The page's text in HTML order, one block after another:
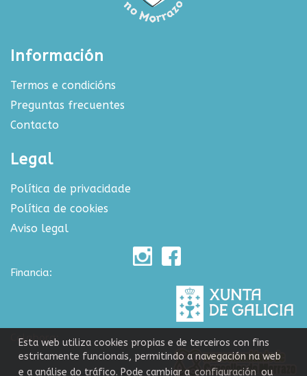
Información
Termos e condicións
Preguntas frecuentes
Contacto
Legal
Política de privacidade
Política de cookies
Aviso legal
Financia:
Colabora:
Esta web utiliza cookies propias e de terceiros con fins
estritamente funcionais, permitindo a navegación na web
e a análise do tráfico. Pode cambiar a configuración ou